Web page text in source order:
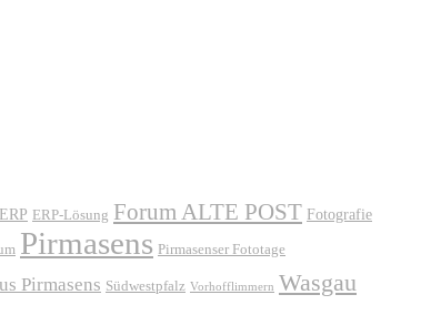
ERP ERP-Lösung Forum ALTE POST Fotografie
Pirmasens Pirmasenser Fototage
Pirmasens Südwestpfalz Vorhofflimmern Wasgau